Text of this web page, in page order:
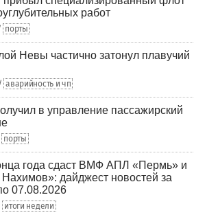
работ
порты
Невы частично затонул плавучий
/ аварийность и чп
в управление пассажирский
порты
года сдаст ВМФ АПЛ «Пермь» и
дайджест новостей за
07.08.2026
итоги недели